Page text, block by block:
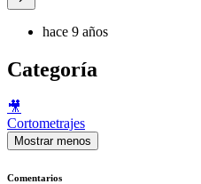
hace 9 años
Categoría
🎥
Cortometrajes
Mostrar menos
Comentarios